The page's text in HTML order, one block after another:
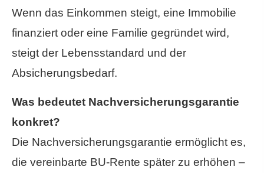
Wenn das Einkommen steigt, eine Immobilie
finanziert oder eine Familie gegründet wird,
steigt der Lebensstandard und der
Absicherungsbedarf.
Was bedeutet Nachversicherungs­garantie
konkret?
Die Nachversicherungsgarantie ermöglicht es,
die vereinbarte BU-Rente später zu erhöhen –